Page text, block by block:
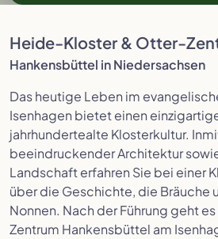
Heide-Kloster & Otter-
Hankensbüttel in Niedersachsen
Das heutige Leben im
Isenhagen bietet einen
jahrhundertealte Klosterkultur.
beeindruckender Architektur
Landschaft erfahren Sie bei einer
über die Geschichte, die Bräuche
Nonnen. Nach der Führung geht
Zentrum Hankensbüttel am